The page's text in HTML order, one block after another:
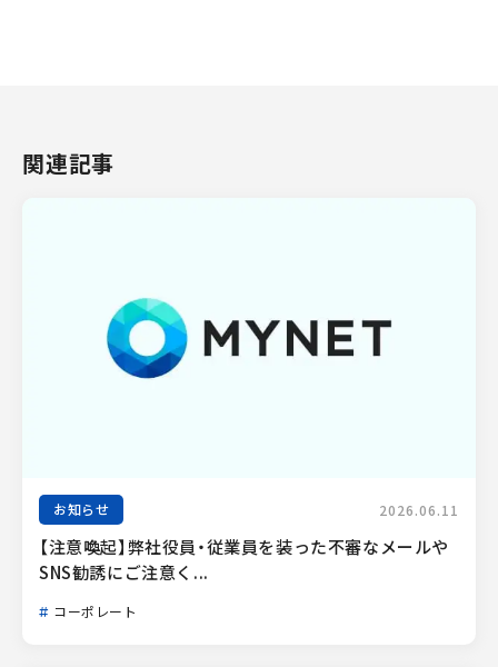
関連記事
お知らせ 2026.06.11
【注意喚起】弊社役員・従業員を装った不審なメールや
SNS勧誘にご注意く...
コーポレート